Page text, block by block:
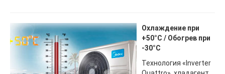
Охлаждение при
+50°С / Обогрев при
-30°С
Технология «Inverter